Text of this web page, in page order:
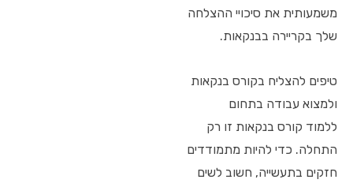
משמעותית את סיכויי ההצלחה
שלך בקריירה בבנקאות.
טיפים להצליח בקורס בנקאות
ולמצוא עבודה בתחום
ללמוד קורס בנקאות זו רק
התחלה. כדי להיות מתמודדים
חזקים בתעשייה, חשוב לשים